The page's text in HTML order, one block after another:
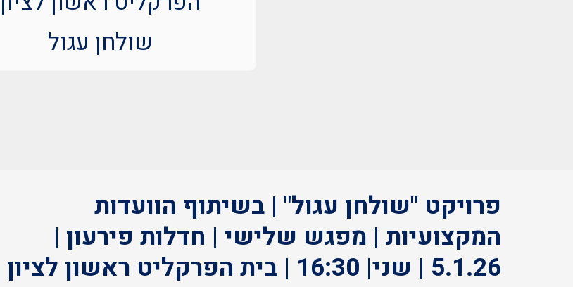
שולחן עגול
פרויקט "שולחן עגול" | בשיתוף הוועדות
המקצועיות | מפגש שלישי | חדלות פירעון |
5.1.26 | שני| 16:30 | בית הפרקליט ראשון לציון